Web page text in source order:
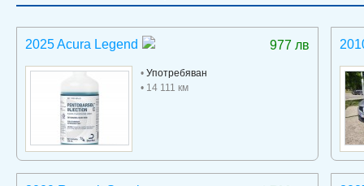
977 лв
2025 Acura Legend
• Употребяван
• 14 111 км